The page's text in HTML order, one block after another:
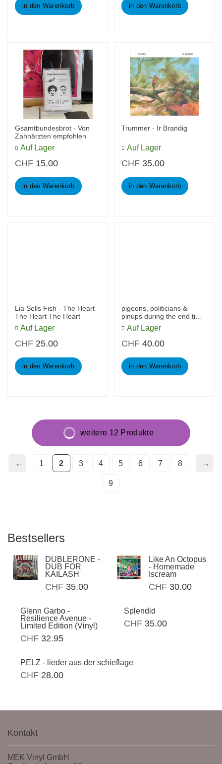
in den Warenkorb in den Warenkorb
Gsamtbundesbrot - Von
Zahnärzten empfohlen
Auf Lager
CHF 15.00
in den Warenkorb
Trummer - Ir Brandig
Auf Lager
CHF 35.00
in den Warenkorb
Lia Sells Fish - The Heart
The Heart The Heart
Auf Lager
CHF 25.00
in den Warenkorb
pigeons, politicians &
pinups during the end time
of mankind (Japan Edition)
Auf Lager
CHF40.00
in den Warenkorb
weitere 12 Produkte
1 2 3 4 5 6 7 8
9
Bestsellers
DUBLERONE -
DUB FOR
KAILASH
CHF 35.00
Like An Octopus
- Homemade
Iscream
CHF 30.00
Glenn Garbo -
Resilience Avenue -
Limited Edition (Vinyl)
CHF 32.95
Splendid
CHF 35.00
PELZ - lieder aus der schieflage
CHF 28.00
Kontakt
MEK Vinyl GmbH